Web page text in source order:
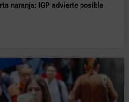
naranja: IGP advierte posible